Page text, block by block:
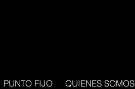
PUNTO FIJO QUIENES SOMOS